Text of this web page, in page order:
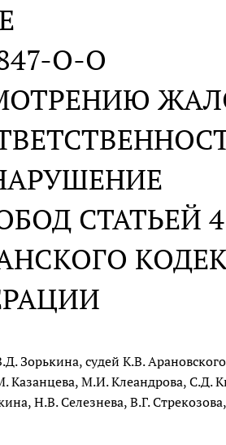
О-О
СТАТЬЕЙ
Зорькина, судей К.В.
М.И. Клеандрова, С.Д.
Н.В. Селезнева, В.Г.